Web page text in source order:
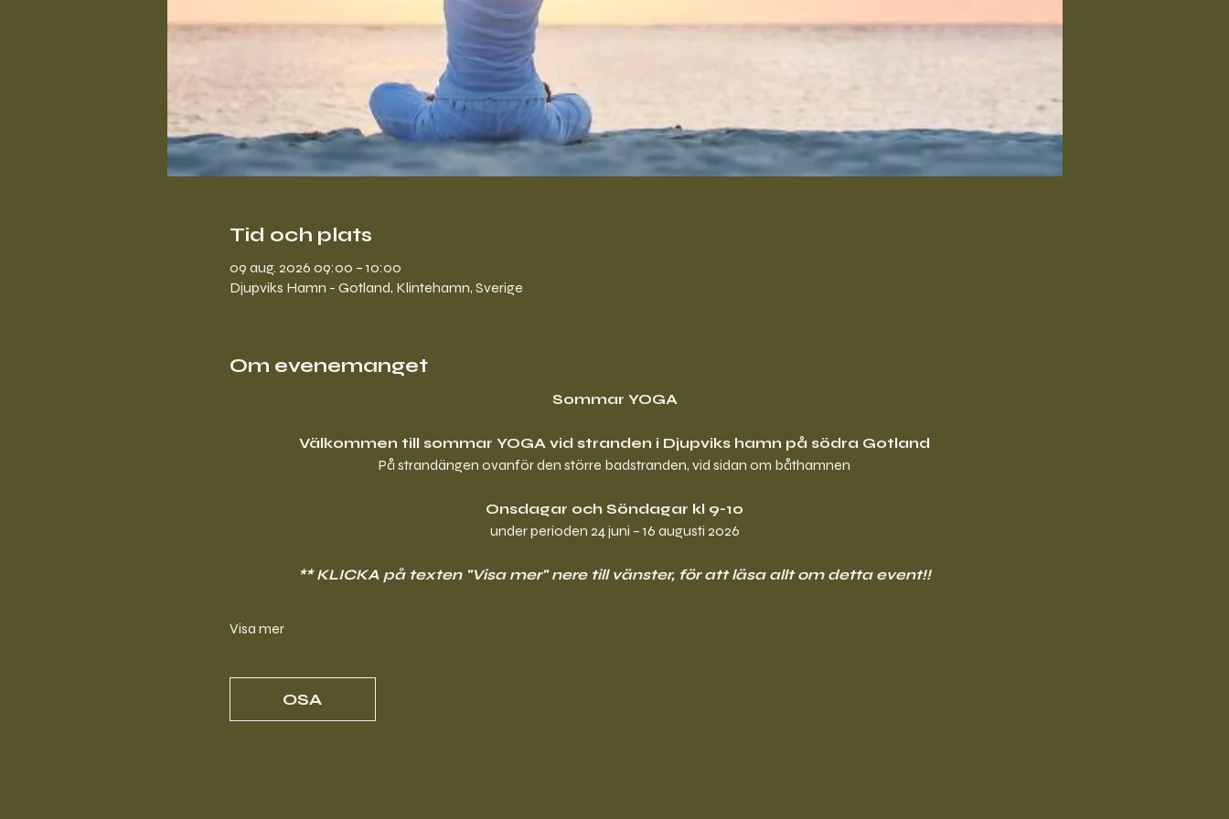
Tid och plats
09 aug. 2026 09:00 – 10:00
Djupviks Hamn - Gotland, Klintehamn, Sverige
Om evenemanget
Sommar YOGA
Välkommen till sommar YOGA vid stranden i Djupviks hamn på södra Gotland
På strandängen ovanför den större badstranden, vid sidan om båthamnen
Onsdagar och Söndagar kl 9-10
under perioden 24 juni – 16 augusti 2026
** KLICKA på texten "Visa mer" nere till vänster, för att läsa allt om detta event!!
Visa mer
OSA